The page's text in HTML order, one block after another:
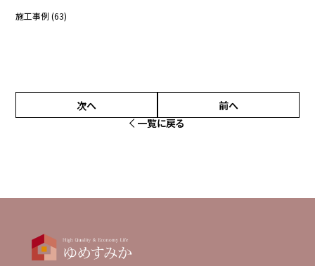
施工事例 (63)
次へ
前へ
一覧に戻る